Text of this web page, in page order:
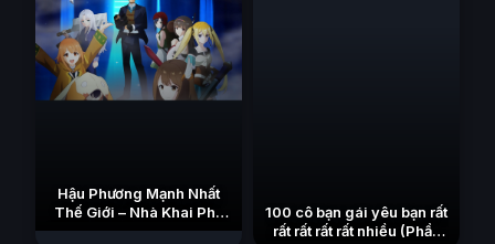
Hậu Phương Mạnh Nhất
Thế Giới – Nhà Khai Phá
Tân Binh Của Vương Quốc
100 cô bạn gái yêu bạn rất
rất rất rất rất nhiều (Phần